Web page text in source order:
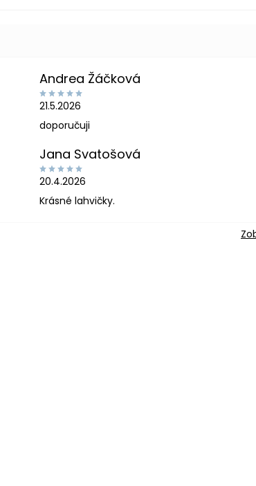
Andrea Žáčková
21.5.2026
doporučuji
Jana Svatošová
20.4.2026
Krásné lahvičky.